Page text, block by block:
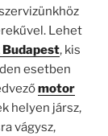
Lehet
, kis
esetben
motor
helyen jársz,
vágysz,